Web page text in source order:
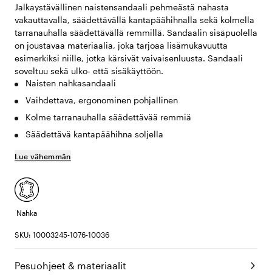
Jalkaystävällinen naistensandaali pehmeästä nahasta
vakauttavalla, säädettävällä kantapäähihnalla sekä kolmella
tarranauhalla säädettävällä remmillä. Sandaalin sisäpuolella
on joustavaa materiaalia, joka tarjoaa lisämukavuutta
esimerkiksi niille, jotka kärsivät vaivaisenluusta. Sandaali
soveltuu sekä ulko- että sisäkäyttöön.
Naisten nahkasandaali
Vaihdettava, ergonominen pohjallinen
Kolme tarranauhalla säädettävää remmiä
Säädettävä kantapäähihna soljella
Lue vähemmän
Nahka
SKU: 10003245-1076-10036
Pesuohjeet & materiaalit